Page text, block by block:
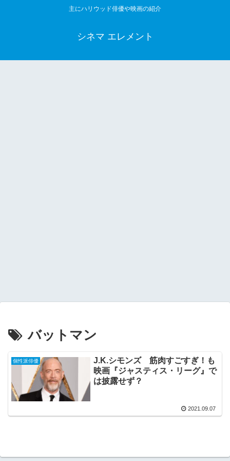
主にハリウッド俳優や映画の紹介
シネマ エレメント
バットマン
個性派俳優
J.K.シモンズ 筋肉すごすぎ！も
映画『ジャスティス・リーグ』で
は披露せず？
2021.09.07